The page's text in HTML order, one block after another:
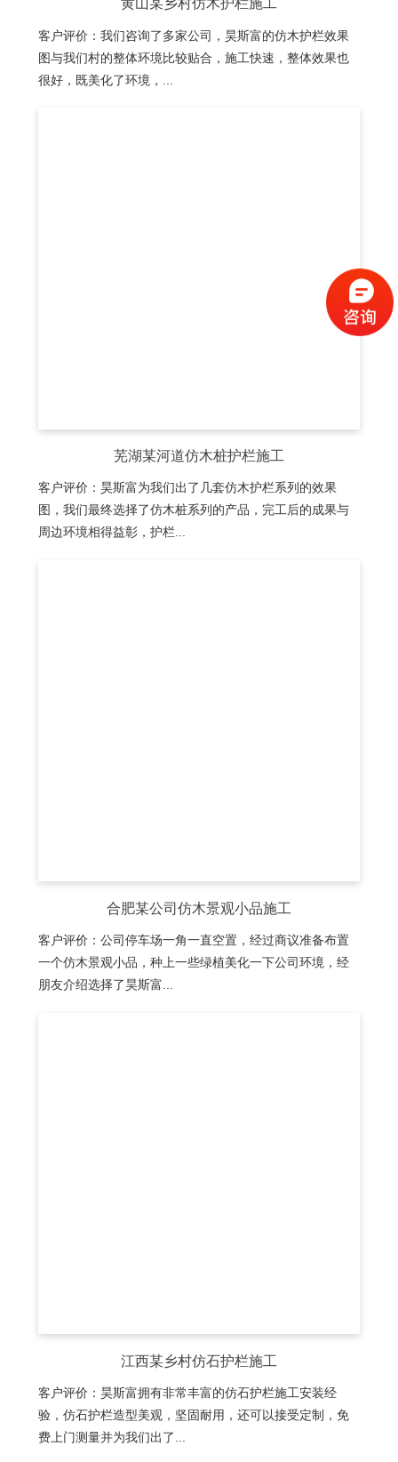
黄山某乡村仿木护栏施工
客户评价：我们咨询了多家公司，昊斯富的仿木护栏效果
图与我们村的整体环境比较贴合，施工快速，整体效果也
很好，既美化了环境，...
芜湖某河道仿木桩护栏施工
客户评价：昊斯富为我们出了几套仿木护栏系列的效果
图，我们最终选择了仿木桩系列的产品，完工后的成果与
周边环境相得益彰，护栏...
合肥某公司仿木景观小品施工
客户评价：公司停车场一角一直空置，经过商议准备布置
一个仿木景观小品，种上一些绿植美化一下公司环境，经
朋友介绍选择了昊斯富...
江西某乡村仿石护栏施工
客户评价：昊斯富拥有非常丰富的仿石护栏施工安装经
验，仿石护栏造型美观，坚固耐用，还可以接受定制，免
费上门测量并为我们出了...